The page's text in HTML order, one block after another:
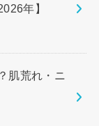
年】
肌荒れ・ニ